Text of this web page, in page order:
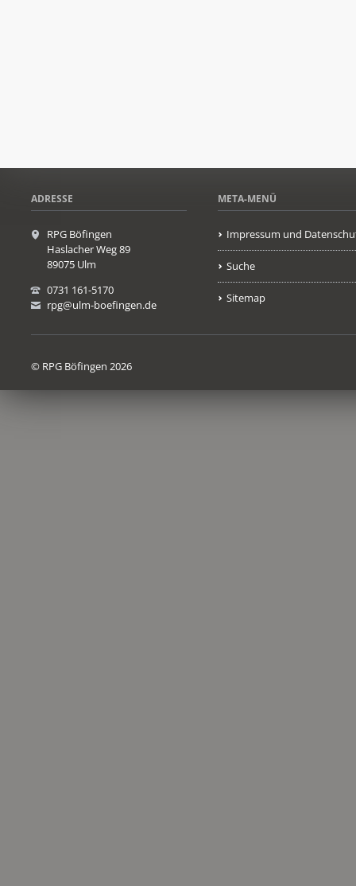
ADRESSE
RPG Böfingen
Haslacher Weg 89
89075 Ulm
0731 161-5170
rpg@ulm-boefingen.de
META-MENÜ
Impressum und
Suche
Sitemap
© RPG Böfingen 2026